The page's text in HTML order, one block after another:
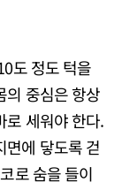
도 정도 턱을
의 중심은 항상
로 세워야 한다.
면에 닿도록 걷
로 숨을 들이